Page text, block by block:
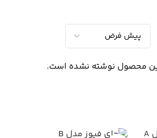
محصول نوشته نشده است.